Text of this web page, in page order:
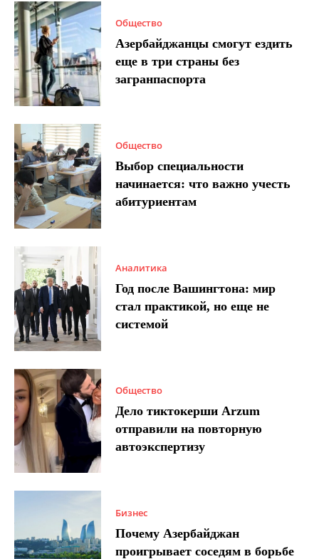
Общество
Азербайджанцы смогут ездить
еще в три страны без
загранпаспорта
Общество
Выбор специальности
начинается: что важно учесть
абитуриентам
Аналитика
Год после Вашингтона: мир
стал практикой, но еще не
системой
Общество
Дело тиктокерши Arzum
отправили на повторную
автоэкспертизу
Бизнес
Почему Азербайджан
проигрывает соседям в борьбе